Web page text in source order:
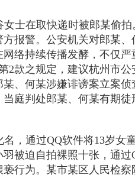
女士在取快递时被郎某偷
报警。公安机关对郎某
络持续传播发酵，不仅
2款之规定，建议杭州市
、何某涉嫌诽谤案立案
庭判处郎某、何某有期
名，通过QQ软件将13岁
被迫自拍裸照十张，通
行为。某市某区人民检